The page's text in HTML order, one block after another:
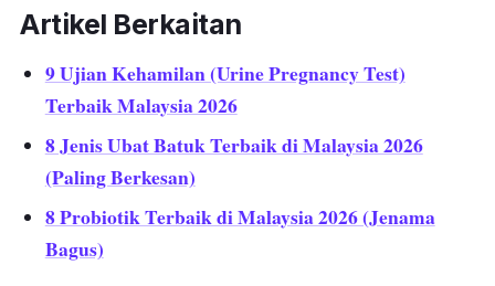
Artikel Berkaitan
9 Ujian Kehamilan (Urine Pregnancy Test)
Terbaik Malaysia 2026
8 Jenis Ubat Batuk Terbaik di Malaysia 2026
(Paling Berkesan)
8 Probiotik Terbaik di Malaysia 2026 (Jenama
Bagus)